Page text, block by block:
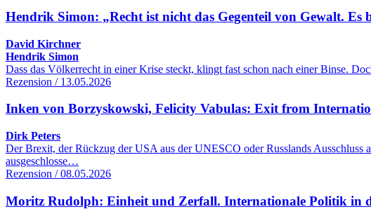
Hendrik Simon: „Recht ist nicht das Gegenteil von Gewalt. Es
David Kirchner
Hendrik Simon
Dass das Völkerrecht in einer Krise steckt, klingt fast schon nach einer Binse.
Rezension / 13.05.2026
Inken von Borzyskowski, Felicity Vabulas: Exit from
Dirk Peters
Der Brexit, der Rückzug der USA aus der UNESCO oder Russlands Ausschluss
ausgeschlosse…
Rezension / 08.05.2026
Moritz Rudolph: Einheit und Zerfall. Internationale Politik in